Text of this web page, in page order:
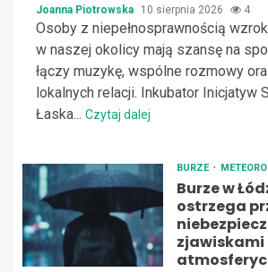
Joanna Piotrowska 10 sierpnia 2026 4
Osoby z niepełnosprawnością
w naszej okolicy mają szansę na
łączy muzykę, wspólne rozmowy
lokalnych relacji. Inkubator Inicjatyw
Łaska... Czytaj dalej
BURZE
Burze w
ostrzega
zjawiskami